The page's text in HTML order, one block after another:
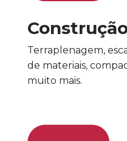
Terraplenagem,
de materiais,
muito mais.